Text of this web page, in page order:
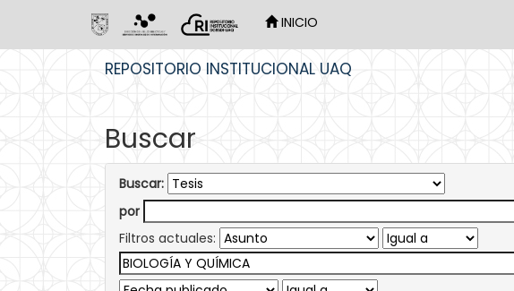
INICIO
REPOSITORIO INSTITUCIONAL UAQ
Buscar
Buscar:
por
Filtros actuales: